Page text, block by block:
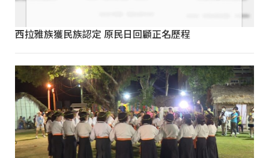
西拉雅族獲民族認定 原民日回顧正名歷程